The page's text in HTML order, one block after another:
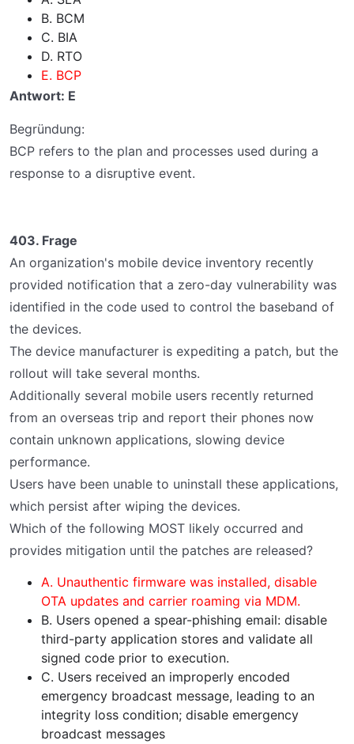
B. BCM
C. BIA
D. RTO
E. BCP
Antwort: E
Begründung:
BCP refers to the plan and processes used during a
response to a disruptive event.
403. Frage
An organization's mobile device inventory recently
provided notification that a zero-day vulnerability was
identified in the code used to control the baseband of
the devices.
The device manufacturer is expediting a patch, but the
rollout will take several months.
Additionally several mobile users recently returned
from an overseas trip and report their phones now
contain unknown applications, slowing device
performance.
Users have been unable to uninstall these applications,
which persist after wiping the devices.
Which of the following MOST likely occurred and
provides mitigation until the patches are released?
A. Unauthentic firmware was installed, disable
OTA updates and carrier roaming via MDM.
B. Users opened a spear-phishing email: disable
third-party application stores and validate all
signed code prior to execution.
C. Users received an improperly encoded
emergency broadcast message, leading to an
integrity loss condition; disable emergency
broadcast messages